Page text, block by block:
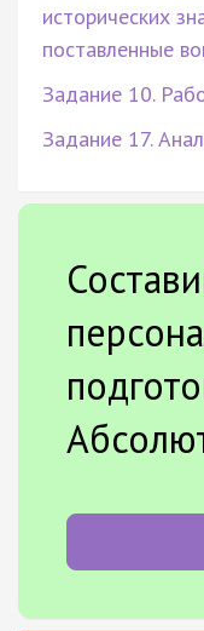
исторических
поставленные
Задание 10.
Задание 17.